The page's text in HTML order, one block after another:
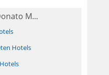
M...
Hotels